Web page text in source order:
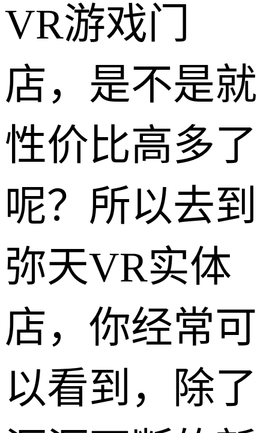
VR游戏门
店，是不是就
性价比高多了
呢？所以去到
弥天VR实体
店，你经常可
以看到，除了